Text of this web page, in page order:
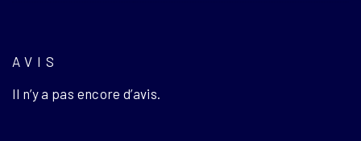
AVIS
Il n’y a pas encore d’avis.